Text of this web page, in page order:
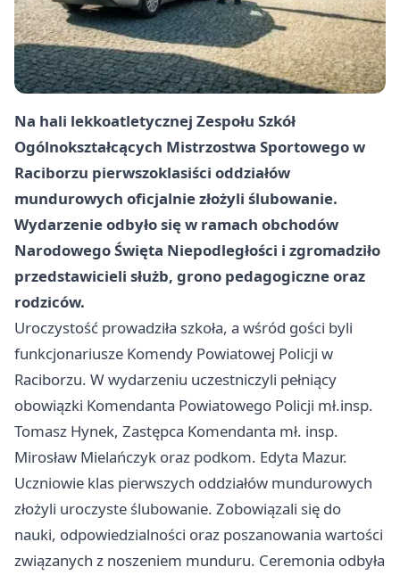
Na hali lekkoatletycznej Zespołu Szkół
Ogólnokształcących Mistrzostwa Sportowego w
Raciborzu pierwszoklasiści oddziałów
mundurowych oficjalnie złożyli ślubowanie.
Wydarzenie odbyło się w ramach obchodów
Narodowego Święta Niepodległości i zgromadziło
przedstawicieli służb, grono pedagogiczne oraz
rodziców.
Uroczystość prowadziła szkoła, a wśród gości byli
funkcjonariusze Komendy Powiatowej Policji w
Raciborzu. W wydarzeniu uczestniczyli pełniący
obowiązki Komendanta Powiatowego Policji mł.insp.
Tomasz Hynek, Zastępca Komendanta mł. insp.
Mirosław Mielańczyk oraz podkom. Edyta Mazur.
Uczniowie klas pierwszych oddziałów mundurowych
złożyli uroczyste ślubowanie. Zobowiązali się do
nauki, odpowiedzialności oraz poszanowania wartości
związanych z noszeniem munduru. Ceremonia odbyła